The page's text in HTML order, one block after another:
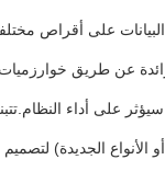
البيانات على أقراص